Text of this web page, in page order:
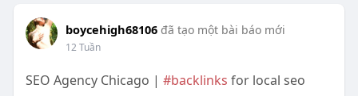
boycehigh68106 đã tạo một bài báo mới
12 Tuần
SEO Agency Chicago | #backlinks for local seo